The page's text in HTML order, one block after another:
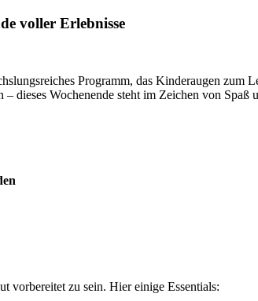
voller Erlebnisse
Programm, das Kinderaugen zum
dieses Wochenende steht im Zeichen von Spaß
vorbereitet zu sein. Hier einige Essentials: